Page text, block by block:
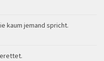
kaum jemand spricht.